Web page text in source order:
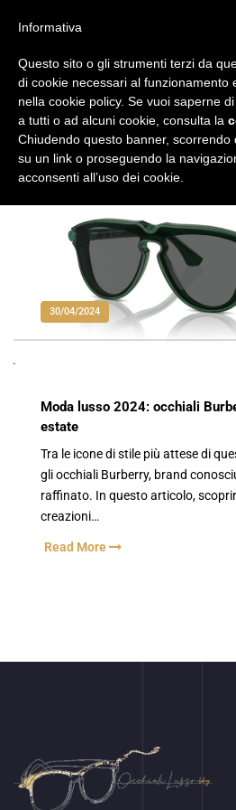
30/04/2024
Moda lusso 2024: occhiali
estate
Tra le icone di stile più attese di
gli occhiali Burberry, brand
raffinato. In questo articolo,
creazioni…
Read More
Informativa
Questo sito o gli strumenti terzi da
di cookie necessari al funzionamento
nella cookie policy. Se vuoi saperne
a tutti o ad alcuni cookie, consulta la
Chiudendo questo banner,
su un link o proseguendo la
acconsenti all’uso dei cookie.